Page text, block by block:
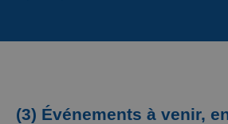
(3) Événements à venir,